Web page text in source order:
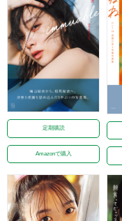
定期購読
Amazonで購入